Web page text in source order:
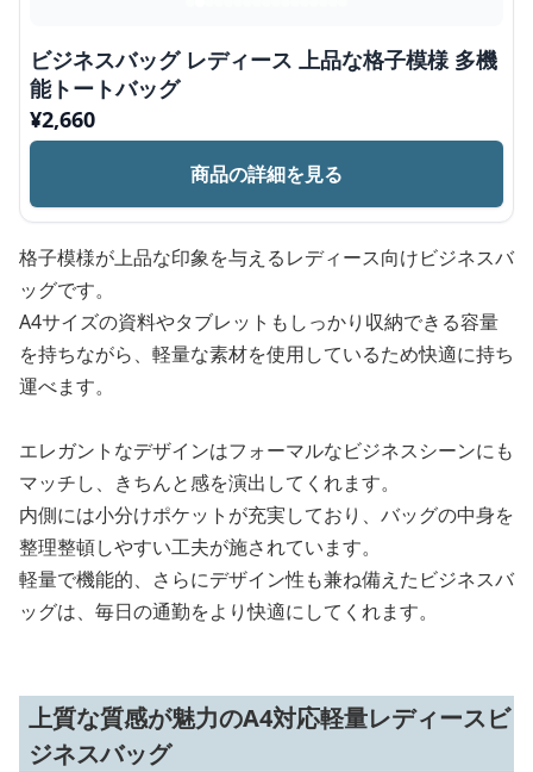
ビジネスバッグ レディース 上品な格子模様 多機
能トートバッグ
¥2,660
商品の詳細を見る
格子模様が上品な印象を与えるレディース向けビジネスバ
ッグです。
A4サイズの資料やタブレットもしっかり収納できる容量
を持ちながら、軽量な素材を使用しているため快適に持ち
運べます。
エレガントなデザインはフォーマルなビジネスシーンにも
マッチし、きちんと感を演出してくれます。
内側には小分けポケットが充実しており、バッグの中身を
整理整頓しやすい工夫が施されています。
軽量で機能的、さらにデザイン性も兼ね備えたビジネスバ
ッグは、毎日の通勤をより快適にしてくれます。
上質な質感が魅力のA4対応軽量レディースビ
ジネスバッグ